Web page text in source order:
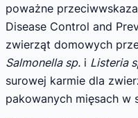
poważne
Disease Control and
zwierząt domowych
Salmonella sp. i Listeria
surowej karmie dla
pakowanych mięsach w